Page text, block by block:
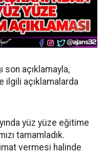
son açıklamayla,
ilgili açıklamalarda
yüz yüze eğitime
tamamladık.
vermesi halinde